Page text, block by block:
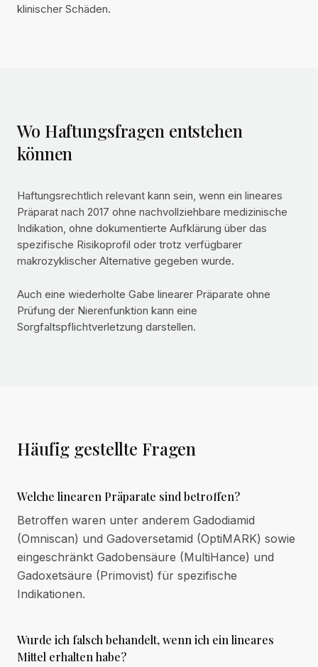
klinischer Schäden.
Wo Haftungsfragen entstehen
können
Haftungsrechtlich relevant kann sein, wenn ein lineares
Präparat nach 2017 ohne nachvollziehbare medizinische
Indikation, ohne dokumentierte Aufklärung über das
spezifische Risikoprofil oder trotz verfügbarer
makrozyklischer Alternative gegeben wurde.
Auch eine wiederholte Gabe linearer Präparate ohne
Prüfung der Nierenfunktion kann eine
Sorgfaltspflichtverletzung darstellen.
Häufig gestellte Fragen
Welche linearen Präparate sind betroffen?
Betroffen waren unter anderem Gadodiamid
(Omniscan) und Gadoversetamid (OptiMARK) sowie
eingeschränkt Gadobensäure (MultiHance) und
Gadoxetsäure (Primovist) für spezifische
Indikationen.
Wurde ich falsch behandelt, wenn ich ein lineares
Mittel erhalten habe?